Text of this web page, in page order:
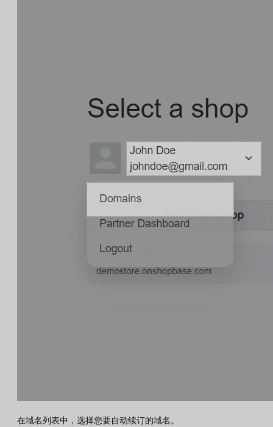
在域名列表中，选择您要自动续订的域名。